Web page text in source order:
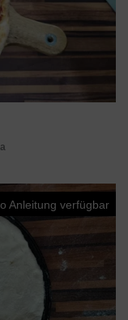
Anleitung verfügbar